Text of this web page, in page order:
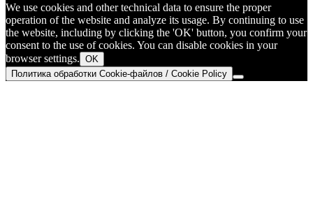
We use cookies and other technical data to ensure the proper
operation of the website and analyze its usage. By continuing to use
the website, including by clicking the 'OK' button, you confirm your
consent to the use of cookies. You can disable cookies in your
browser settings. OK
Политика обработки Cookie-файлов / Cookie Policy